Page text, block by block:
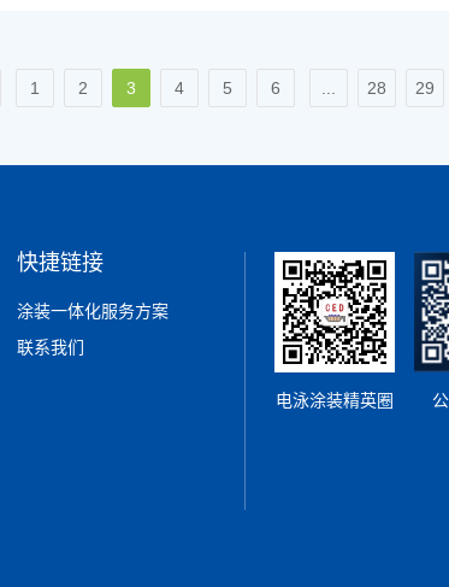
1 2 3 4 5 6 28 29
快捷链接
涂装一体化服务方案
联系我们
电泳涂装精英圈